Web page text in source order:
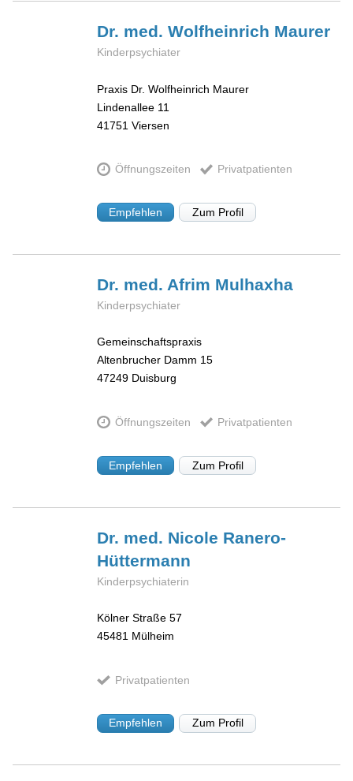
Dr. med. Wolfheinrich Maurer
Kinderpsychiater
Praxis Dr. Wolfheinrich Maurer
Lindenallee 11
41751 Viersen
Öffnungszeiten Privatpatienten
Empfehlen Zum Profil
Dr. med. Afrim Mulhaxha
Kinderpsychiater
Gemeinschaftspraxis
Altenbrucher Damm 15
47249 Duisburg
Öffnungszeiten Privatpatienten
Empfehlen Zum Profil
Dr. med. Nicole Ranero-
Hüttermann
Kinderpsychiaterin
Kölner Straße 57
45481 Mülheim
Privatpatienten
Empfehlen Zum Profil